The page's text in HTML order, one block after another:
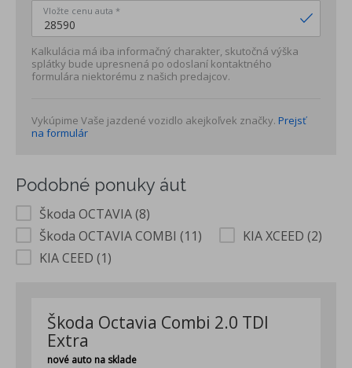
Vložte cenu auta *
Kalkulácia má iba informačný charakter, skutočná výška
splátky bude upresnená po odoslaní kontaktného
formulára niektorému z našich predajcov.
Vykúpime Vaše jazdené vozidlo akejkoľvek značky. Prejsť
na formulár
Podobné ponuky áut
Škoda OCTAVIA (8)
Škoda OCTAVIA COMBI (11)
KIA XCEED (2)
KIA CEED (1)
Škoda Octavia Combi 2.0 TDI
Extra
nové auto na sklade